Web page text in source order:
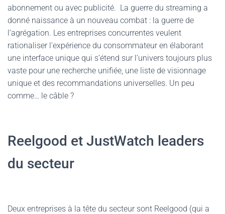
abonnement ou avec publicité. La guerre du streaming a
donné naissance à un nouveau combat : la guerre de
l’agrégation. Les entreprises concurrentes veulent
rationaliser l’expérience du consommateur en élaborant
une interface unique qui s’étend sur l’univers toujours plus
vaste pour une recherche unifiée, une liste de visionnage
unique et des recommandations universelles. Un peu
comme… le câble ?
Reelgood et JustWatch leaders
du secteur
Deux entreprises à la tête du secteur sont Reelgood (qui a